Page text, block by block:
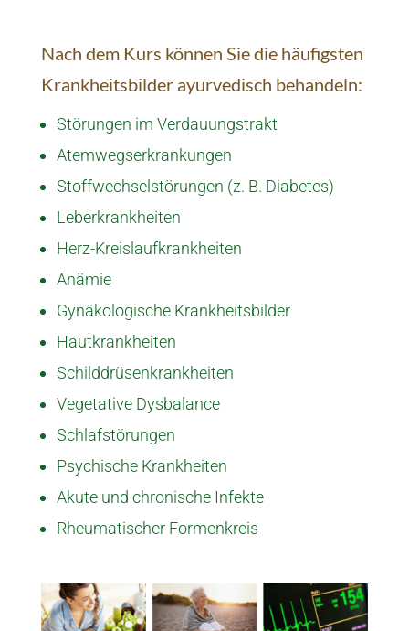
Nach dem Kurs können Sie die häufigsten
Krank­heits­bilder ayur­vedisch behan­deln:
Störungen im Verdauungstrakt
Atemwegserkrankungen
Stoffwechselstörungen (z. B. Diabetes)
Leberkrankheiten
Herz-Kreislaufkrankheiten
Anämie
Gynäkologische Krankheitsbilder
Hautkrankheiten
Schilddrüsenkrankheiten
Vegetative Dysbalance
Schlafstörungen
Psychische Krankheiten
Akute und chronische Infekte
Rheumatischer Formenkreis